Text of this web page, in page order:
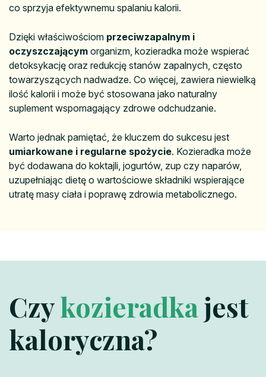
co sprzyja efektywnemu spalaniu kalorii.
Dzięki właściwościom przeciwzapalnym i
oczyszczającym organizm, kozieradka może wspierać
detoksykację oraz redukcję stanów zapalnych, często
towarzyszących nadwadze. Co więcej, zawiera niewielką
ilość kalorii i może być stosowana jako naturalny
suplement wspomagający zdrowe odchudzanie.
Warto jednak pamiętać, że kluczem do sukcesu jest
umiarkowane i regularne spożycie. Kozieradka może
być dodawana do koktajli, jogurtów, zup czy naparów,
uzupełniając dietę o wartościowe składniki wspierające
utratę masy ciała i poprawę zdrowia metabolicznego.
Czykozieradkajest
kaloryczna?